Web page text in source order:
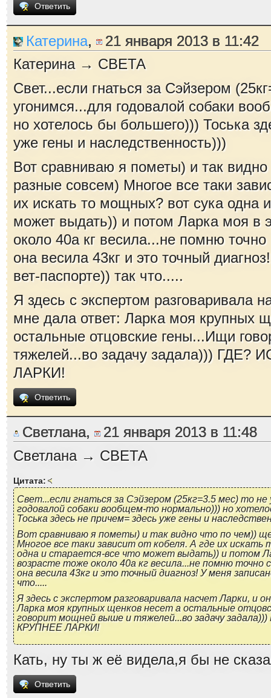
Ответить
Катерина,
21 января 2013 в 11:42
Катерина → СВЕТА
Свет...если гнаться за Сэйзером
угонимся...для годовалой собаки
но хотелось бы большего))) Тоська
уже гены и наследственность)))
Вот сравниваю я пометы) и так
разные совсем) Многое все таки
их искать то мощных? вот сука одна
может выдать)) и потом Ларка моя в
около 40а кг весила...не помню точно
она весила 43кг и это точный
вет-паспорте)) так что.....
Я здесь с экспертом разговаривала
мне дала ответ: Ларка моя крупных
остальные отцовские гены...Ищи
тяжелей...во задачу задала)))
ЛАРКИ!
Ответить
Светлана,
21 января 2013 в 11:48
Светлана → СВЕТА
Цитата:
Свет...если гнаться за Сэйзером (25кг=3.5 мес) то не
годовалой собаки вообщем-то нормально))) но
Тоська здесь не причем= здесь уже гены и
Вот сравниваю я пометы) и так видно что по чем))
Многое все таки зависит от кобеля. А где их
одна и старается-все что может выдать)) и потом
возрасте тоже около 40а кг весила...не помню точно
она весила 43кг и это точный диагноз! У меня
что.....
Я здесь с экспертом разговаривала насчет Ларки, и
Ларка моя крупных щенков несет а остальные
говорит мощней выше и тяжелей...во задачу
КРУПНЕЕ ЛАРКИ!
Кать, ну ты ж её видела,я бы не
Ответить